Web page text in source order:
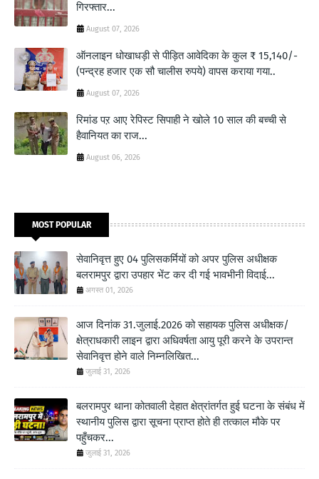
गिरफ्तार...
August 07, 2026
ऑनलाइन धोखाधड़ी से पीड़ित आवेदिका के कुल ₹ 15,140/-
(पन्द्रह हजार एक सौ चालीस रुपये) वापस कराया गया..
August 07, 2026
रिमांड पऱ आए रेपिस्ट सिपाही ने खोले 10 साल की बच्ची से
हैवानियत का राज...
August 06, 2026
MOST POPULAR
सेवानिवृत्त हुए 04 पुलिसकर्मियों को अपर पुलिस अधीक्षक
बलरामपुर द्वारा उपहार भेंट कर दी गई भावभीनी विदाई...
अगस्त 01, 2026
आज दिनांक 31.जुलाई.2026 को सहायक पुलिस अधीक्षक/
क्षेत्राधकारी लाइन द्वारा अधिवर्षता आयु पूरी करने के उपरान्त
सेवानिवृत्त होने वाले निम्नलिखित...
जुलाई 31, 2026
बलरामपुर थाना कोतवाली देहात क्षेत्रांतर्गत हुई घटना के संबंध में
स्थानीय पुलिस द्वारा सूचना प्राप्त होते ही तत्काल मौके पर
पहुँचकर...
जुलाई 31, 2026